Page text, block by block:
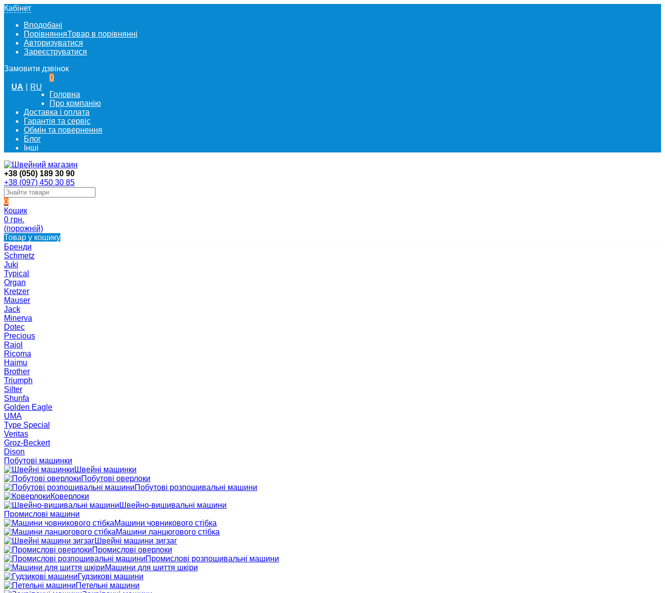
Кабінет
Вподобані
ПорівнянняТовар в порівнянні
Авторизуватися
Зареєструватися
Замовити дзвінок
UA RU
0
Головна
Про компанію
Доставка і оплата
Гарантія та сервіс
Обмін та повернення
Блог
Інші
+38 (050) 189 30 90
+38 (097) 450 30 85
0
Кошик
0 грн.
(порожній)
Товар у кошику
Бренди
Schmetz
Juki
Typical
Organ
Kretzer
Mauser
Jack
Minerva
Dotec
Precious
Rajol
Ricoma
Haimu
Brother
Triumph
Silter
Shunfa
Golden Eagle
UMA
Type Special
Veritas
Groz-Beckert
Dison
Побутові машинки
Швейні машинки
Побутові оверлоки
Побутові розпошивальні машини
Коверлоки
Швейно-вишивальні машини
Промислові машини
Машини човникового стібка
Машини ланцюгового стібка
Швейні машини зигзаг
Промислові оверлоки
Промислові розпошивальні машини
Машини для шиття шкіри
Гудзикові машини
Петельні машини